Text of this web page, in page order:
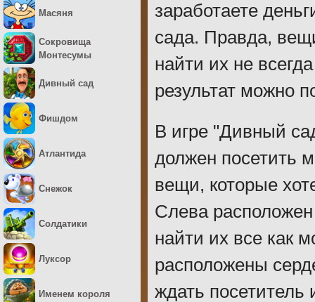
заработаете
сада. Правда,
найти их не
результат можно
В игре "Дивный
должен посетить
вещи, которые
Слева
найти их все как
расположены
ждать посетитель
Масяня
Сокровища
Монтесумы
Дивный сад
Фишдом
Атлантида
Снежок
Солдатики
Луксор
Именем короля